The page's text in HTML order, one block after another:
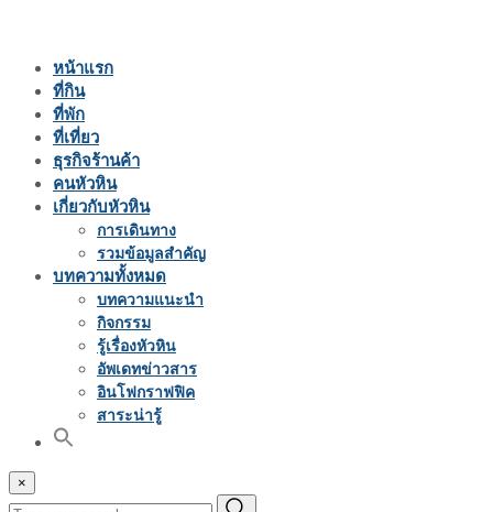
หน้าแรก
ที่กิน
ที่พัก
ที่เที่ยว
ธุรกิจร้านค้า
คนหัวหิน
เกี่ยวกับหัวหิน
การเดินทาง
รวมข้อมูลสำคัญ
บทความทั้งหมด
บทความแนะนำ
กิจกรรม
รู้เรื่องหัวหิน
อัพเดทข่าวสาร
อินโฟกราฟฟิค
สาระน่ารู้
×